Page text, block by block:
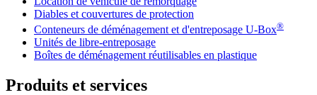
Diables et couvertures de protection
Conteneurs de déménagement et d'entreposage U-Box®
Unités de libre-entreposage
Boîtes de déménagement réutilisables en plastique
Produits et services